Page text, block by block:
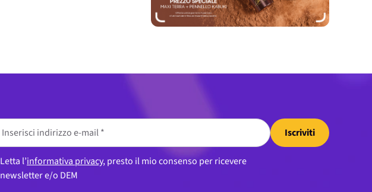
Iscriviti
Letta l’informativa privacy, presto il mio consenso per ricevere
newsletter e/o DEM